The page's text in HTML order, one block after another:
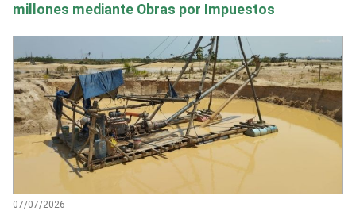
millones mediante Obras por Impuestos
07/07/2026